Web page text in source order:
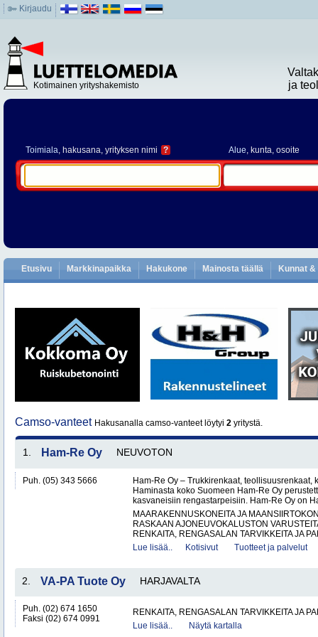
Kirjaudu
Kotimainen yrityshakemisto
ja
Toimiala, hakusana, yrityksen nimi ? Alue, kunta, osoite
Etusivu Markkinapaikka Hakukone Mainosta täällä Kunnat
Camso-vanteet Hakusanalla camso-vanteet löytyi 2 yritystä.
1. Ham-Re Oy NEUVOTON
Puh. (05) 343 5666
Ham-Re Oy – Trukkirenkaat, teollisuusrenkaat,
Haminasta koko Suomeen Ham-Re Oy
kasvaneisiin rengastarpeisiin. Ham-Re Oy on
MAARAKENNUSKONEITA JA
RASKAAN AJONEUVOKALUSTON
RENKAITA, RENGASALAN TARVIKKEITA JA
Lue lisää..
Kotisivut Tuotteet ja palvelut
2. VA-PA Tuote Oy HARJAVALTA
Puh. (02) 674 1650
Faksi (02) 674 0991
RENKAITA, RENGASALAN TARVIKKEITA JA
Lue lisää..
Näytä kartalla